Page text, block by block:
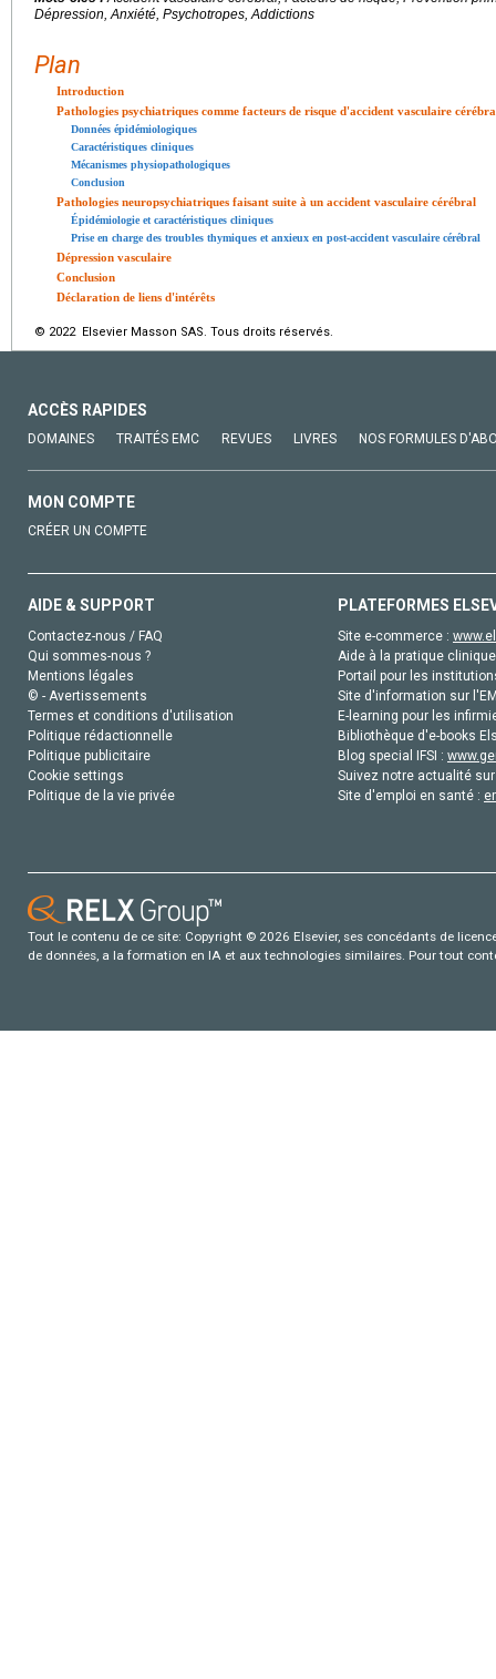
Dépression, Anxiété, Psychotropes, Addictions
Plan
Introduction
Pathologies psychiatriques comme facteurs de risque d'accident vasculaire
Données épidémiologiques
Caractéristiques cliniques
Mécanismes physiopathologiques
Conclusion
Pathologies neuropsychiatriques faisant suite à un accident vasculaire cérébral
Épidémiologie et caractéristiques cliniques
Prise en charge des troubles thymiques et anxieux en post-accident vasculaire cérébral
Dépression vasculaire
Conclusion
Déclaration de liens d'intérêts
© 2022 Elsevier Masson SAS. Tous droits réservés.
ACCÈS RAPIDES
DOMAINES TRAITÉS EMC REVUES LIVRES NOS FORMULES
MON COMPTE
CRÉER UN COMPTE
AIDE & SUPPORT
Contactez-nous / FAQ
Qui sommes-nous ?
Mentions légales
© - Avertissements
Termes et conditions d'utilisation
Politique rédactionnelle
Politique publicitaire
Cookie settings
Politique de la vie privée
PLATEFORMES
Site e-commerce :
Aide à la pratique
Portail pour les
Site d'information sur
E-learning pour les
Bibliothèque d'e-books
Blog special IFSI :
Suivez notre actualité
Site d'emploi en santé :
Tout le contenu de ce site: Copyright © 2026 Elsevier, ses concédants de
de données, a la formation en IA et aux technologies similaires. Pour tout